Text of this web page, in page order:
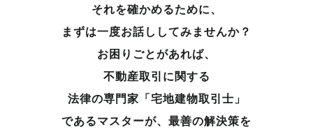
それを確かめるために、
まずは一度お話ししてみませんか？
お困りごとがあれば、
不動産取引に関する
法律の専門家「宅地建物取引士」
であるマスターが、 最善の解決策を